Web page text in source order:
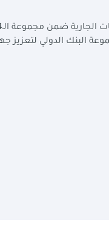
البنك الدولي لتعزيز